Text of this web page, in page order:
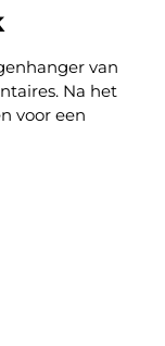
van
Na het
voor een